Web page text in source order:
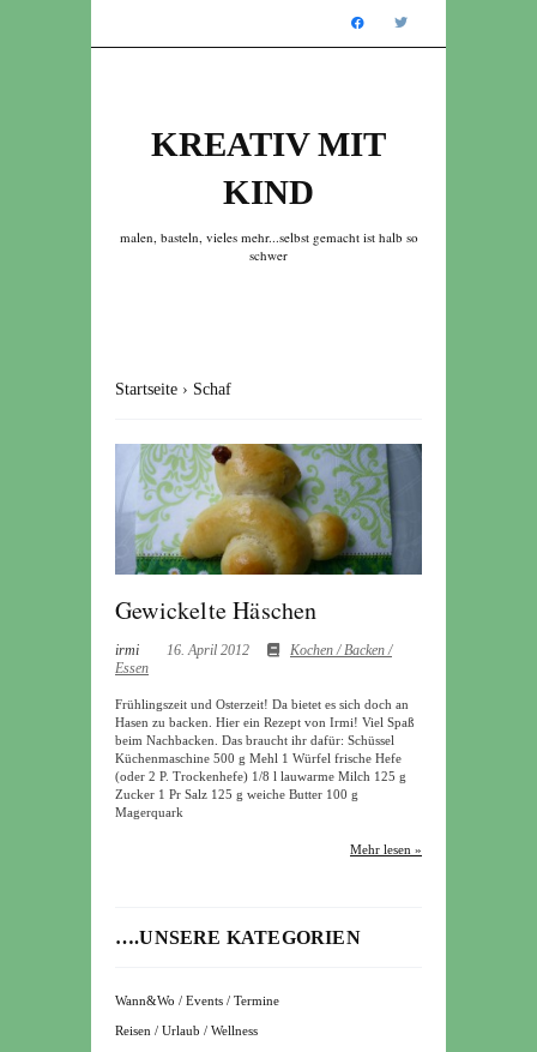
KREATIV MIT
KIND
malen, basteln, vieles mehr...selbst gemacht ist halb so
schwer
Startseite › Schaf
Gewickelte Häschen
irmi 16. April 2012
Kochen / Backen /
Essen
Frühlingszeit und Osterzeit! Da bietet es sich doch an
Hasen zu backen. Hier ein Rezept von Irmi! Viel Spaß
beim Nachbacken. Das braucht ihr dafür: Schüssel
Küchenmaschine 500 g Mehl 1 Würfel frische Hefe
(oder 2 P. Trockenhefe) 1/8 l lauwarme Milch 125 g
Zucker 1 Pr Salz 125 g weiche Butter 100 g
Magerquark
Mehr lesen »
….UNSERE KATEGORIEN
Wann&Wo / Events / Termine
Reisen / Urlaub / Wellness